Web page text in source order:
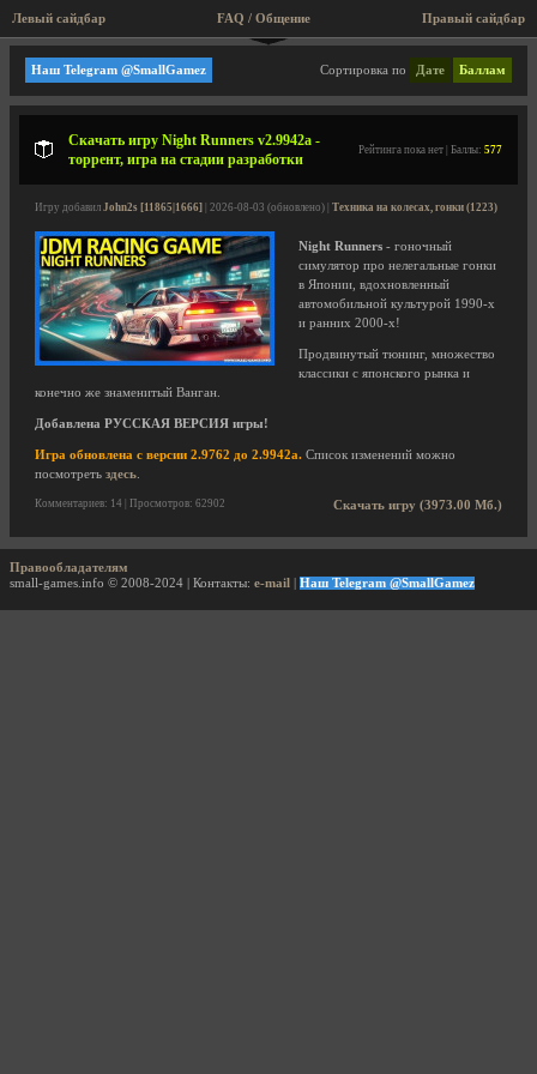
Левый сайдбар Правый сайдбар
FAQ / Общение
Planet Jem
Сортировка по Дате Баллам
Наш Telegram @SmallGamez
Скачать игру Night Runners v2.9942a -
торрент, игра на стадии разработки
Рейтинга пока нет | Баллы: 577
Игру добавил John2s [11865|1666] | 2026-08-03 (обновлено) | Техника на колесах, гонки (1223)
Night Runners - гоночный
симулятор про нелегальные гонки
в Японии, вдохновленный
автомобильной культурой 1990-х
и ранних 2000-х!
Продвинутый тюнинг, множество
классики с японского рынка и
конечно же знаменитый Ванган.
Добавлена РУССКАЯ ВЕРСИЯ игры!
Игра обновлена с версии 2.9762 до 2.9942a. Список изменений можно
посмотреть здесь
Скачать игру (3973.00 Мб.)
Комментариев: 14 | Просмотров: 62902
Правообладателям
small-games.info © 2008-2024 | Контакты: e-mail Наш Telegram @SmallGamez